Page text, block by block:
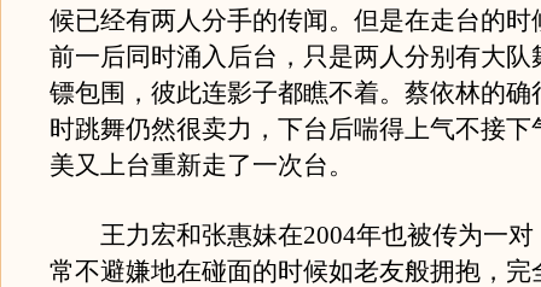
候已经有两人分手的传闻。但是在走台的时
前一后同时涌入后台，只是两人分别有大队
镖包围，彼此连影子都瞧不着。蔡依林的确
时跳舞仍然很卖力，下台后喘得上气不接下
美又上台重新走了一次台。
王力宏和张惠妹在2004年也被传为一对
常不避嫌地在碰面的时候如老友般拥抱，完